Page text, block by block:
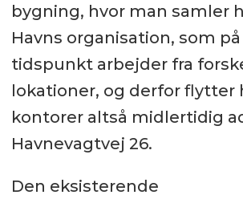
bygning, hvor man samler
Havns organisation, som
tidspunkt arbejder fra
lokationer, og derfor flytter
kontorer altså midlertidig
Havnevagtvej 26.
Den eksisterende